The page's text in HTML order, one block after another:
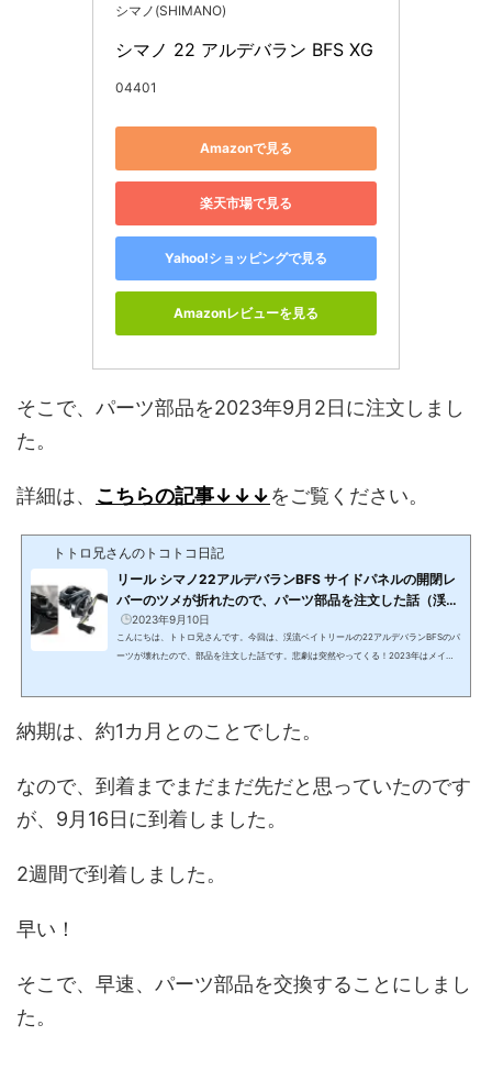
シマノ(SHIMANO)
シマノ 22 アルデバラン BFS XG
04401
Amazonで見る
楽天市場で見る
Yahoo!ショッピングで見る
Amazonレビューを見る
そこで、パーツ部品を2023年9月2日に注文しまし
た。
詳細は、 こちらの記事↓↓↓をご覧ください。
トトロ兄さんのトコトコ日記
リール シマノ22アルデバランBFS サイドパネルの開閉レ
バーのツメが折れたので、パーツ部品を注文した話（渓流
ベイトフィネス）
2023年9月10日
こんにちは、トトロ兄さんです。今回は、渓流ベイトリールの22アルデバランBFSのパ
ーツが壊れたので、部品を注文した話です。悲劇は突然やってくる！2023年はメイン
ments)};c.getElementById(a)||(d=c.createElement(f),d.src=g,d.id=a,e=c.getEleme
納期は、約1カ月とのことでした。
なので、到着までまだまだ先だと思っていたのです
が、9月16日に到着しました。
2週間で到着しました。
早い！
そこで、早速、パーツ部品を交換することにしまし
た。